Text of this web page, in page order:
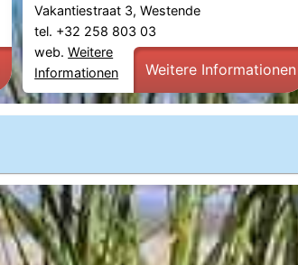
Vakantiestraat 3, Westende
tel. +32 258 803 03
web.Weitere
Informationen
Weitere Informationen